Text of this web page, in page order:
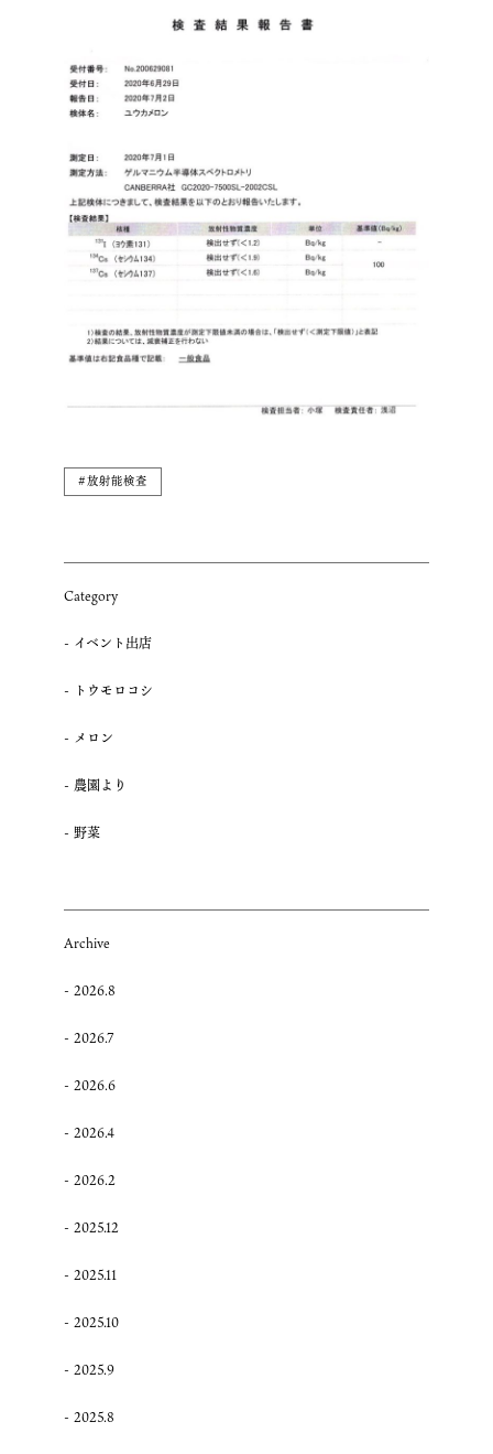
#放射能検査
Category
イベント出店
トウモロコシ
メロン
農園より
野菜
Archive
2026.8
2026.7
2026.6
2026.4
2026.2
2025.12
2025.11
2025.10
2025.9
2025.8